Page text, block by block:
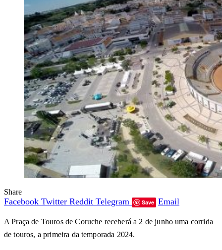
Share
Facebook Twitter Reddit Telegram Save Email
A Praça de Touros de Coruche receberá a 2 de junho uma corrida
de touros, a primeira da temporada 2024.